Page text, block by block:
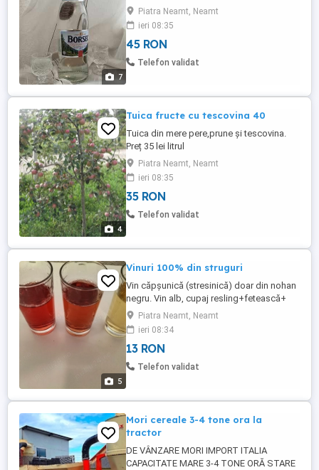
7
ei litrul.Piatra Neamt, Neamt
ieri 08:35
45 RON
Telefon validat
4
Tuica fructe cu tescovina 40
Tuica din mere pere,prune și tescovina.
Preț 35 lei litrul
Piatra Neamt, Neamt
ieri 08:35
35 RON
Telefon validat
5
Vinuri 100% din struguri
Vin căpșunică (stresinică) doar din nohan
negru. Vin alb, cupaj resling+fetească+
10% altele. Vin roze, cupaj căpșunică+
fetească+ resling. Sunt produse de mine,
că pt mine. Vinul este filtrat iar ambalajul
este inclus în preț. Mai multe detalii in
privat.
Piatra Neamt, Neamt
ieri 08:34
13 RON
Telefon validat
Mori cereale 3-4 tone ora la
tractor
DE VÂNZARE MORI IMPORT ITALIA
CAPACITATE MARE 3-4 TONE ORĂ STARE